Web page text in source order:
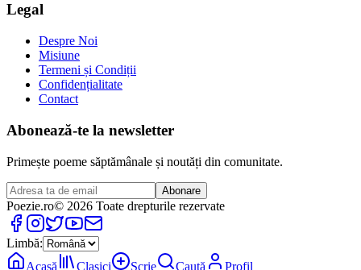
Legal
Despre Noi
Misiune
Termeni și Condiții
Confidențialitate
Contact
Abonează-te la newsletter
Primește poeme săptămânale și noutăți din comunitate.
Abonare
Poezie.ro© 2026 Toate drepturile rezervate
Limbă:
Acasă
Clasici Scrie Caută Profil